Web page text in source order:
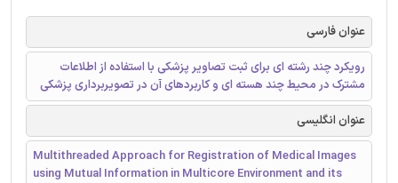
عنوان فارسی
رویکرد چند رشته ای برای ثبت تصاویر پزشکی با استفاده از اطلاعات
مشترک در محیط چند هسته ای و کاربردهای آن در تصویربرداری پزشکی
عنوان انگلیسی
Multithreaded Approach for Registration of Medical Images
using Mutual Information in Multicore Environment and its